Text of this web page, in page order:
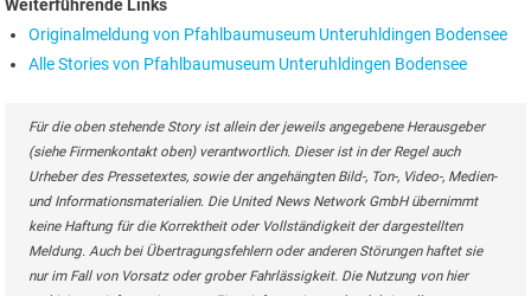
Weiterführende Links
Originalmeldung von Pfahlbaumuseum Unteruhldingen Bodensee
Alle Stories von Pfahlbaumuseum Unteruhldingen Bodensee
Für die oben stehende Story ist allein der jeweils angegebene Herausgeber
(siehe Firmenkontakt oben) verantwortlich. Dieser ist in der Regel auch
Urheber des Pressetextes, sowie der angehängten Bild-, Ton-, Video-, Medien-
und Informationsmaterialien. Die United News Network GmbH übernimmt
keine Haftung für die Korrektheit oder Vollständigkeit der dargestellten
Meldung. Auch bei Übertragungsfehlern oder anderen Störungen haftet sie
nur im Fall von Vorsatz oder grober Fahrlässigkeit. Die Nutzung von hier